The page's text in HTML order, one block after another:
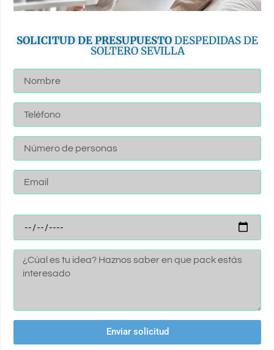
SOLICITUD DE PRESUPUESTODESPEDIDAS DE
SOLTERO SEVILLA
Enviar solicitud